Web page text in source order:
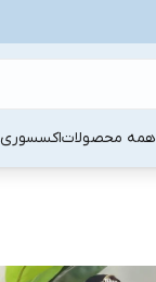
همه محصولاتاکسسوری